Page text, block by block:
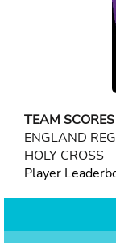
TEAM SCORES
ENGLAND
HOLY CROSS
Player